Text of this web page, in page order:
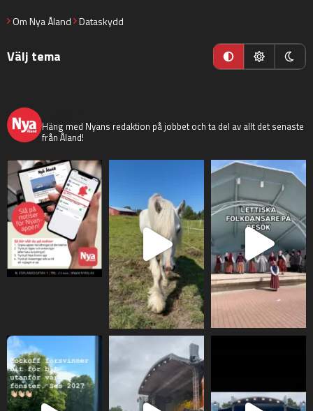
Om Nya Åland Dataskydd
Välj tema
Häng med Nyans redaktion på jobbet och ta del av allt det senaste
från Åland!